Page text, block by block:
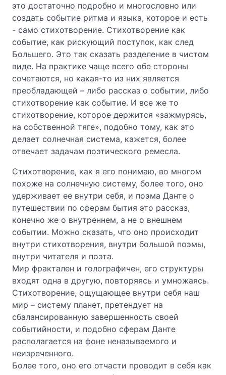
это достаточно подробно и многословно или
создать событие ритма и языка, которое и есть
- само стихотворение. Стихотворение как
событие, как рискующий поступок, как след
Большего. Это так сказать разделение в чистом
виде. На практике чаще всего обе стороны
сочетаются, но какая-то из них является
преобладающей – либо рассказ о событии, либо
стихотворение как событие. И все же то
стихотворение, которое держится «зажмурясь,
на собственной тяге», подобно тому, как это
делает солнечная система, кажется, более
отвечает задачам поэтического ремесла.
Стихотворение, как я его понимаю, во многом
похоже на солнечную систему, более того, оно
удерживает ее внутри себя, и поэма Данте о
путешествии по сферам бытия это рассказ,
конечно же о внутреннем, а не о внешнем
событии. Можно сказать, что оно происходит
внутри стихотворения, внутри большой поэмы,
внутри читателя и поэта.
Мир фрактален и голографичен, его структуры
входят одна в другую, повторяясь и умножаясь.
Стихотворение, ощущающее внутри себя наш
мир – систему планет, претендует на
сбалансированную завершенность своей
событийности, и подобно сферам Данте
располагается на фоне неназываемого и
неизреченного.
Более того, оно его отчасти проводит в себя как